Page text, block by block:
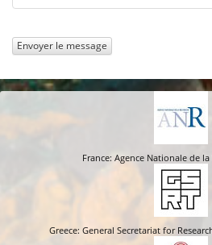
Envoyer le message
France: Agence Nationale de la
Greece: General Secretariat for